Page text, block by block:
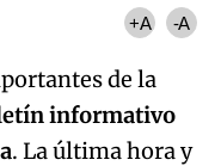
+A -A
de la
informativo
. La última hora y